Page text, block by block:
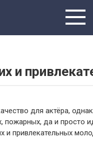
и
для актёра,
пожарных, да и просто
и привлекательных